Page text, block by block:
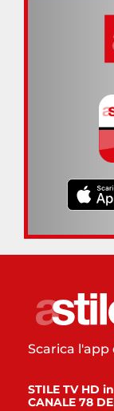
Scarica l'app
STILE TV HD
CANALE 78